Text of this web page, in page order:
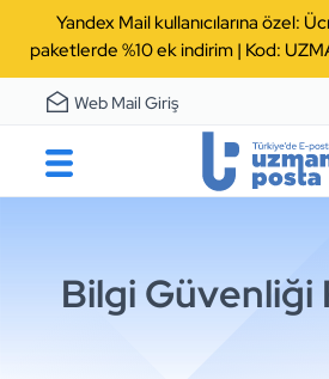
Yandex Mail kullanıcılarına özel:
paketlerde %10 ek indirim | Kod:
Web Mail Giriş
Bilgi Güvenliği